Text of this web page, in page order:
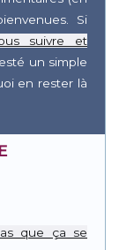
Si
suivre et
un simple
en rester là
que ça se